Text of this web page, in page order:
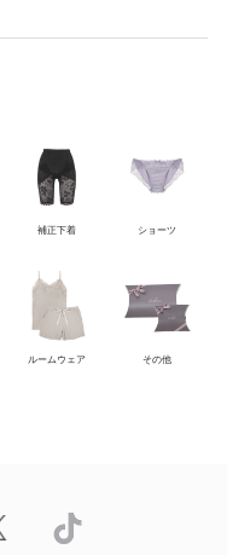
補正下着 ショーツ
ルームウェア その他